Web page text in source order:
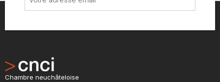
Chambre neuchâteloise